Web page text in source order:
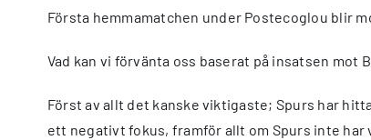
Första hemmamatchen under Postecoglou blir
Vad kan vi förvänta oss baserat på insatsen mot
Först av allt det kanske viktigaste; Spurs har
ett negativt fokus, framför allt om Spurs inte har